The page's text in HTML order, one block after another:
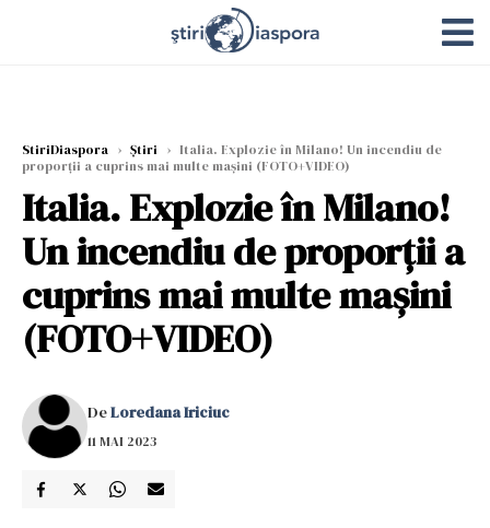
StiriDiaspora › Știri › Italia. Explozie în Milano! Un incendiu de
proporții a cuprins mai multe mașini (FOTO+VIDEO)
Italia. Explozie în Milano!
Un incendiu de proporții a
cuprins mai multe mașini
(FOTO+VIDEO)
DeLoredana Iriciuc
11 MAI 2023